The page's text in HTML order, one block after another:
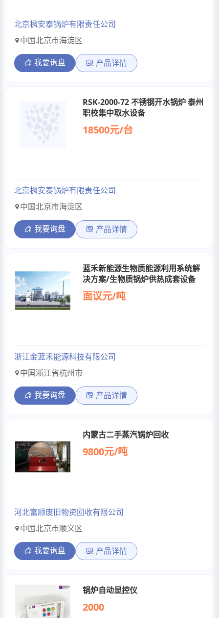
北京枫安泰锅炉有限责任公司
中国北京市海淀区
我要询盘 产品详情
RSK-2000-72 不锈钢开水锅炉 泰州
职校集中取水设备
18500元/台
北京枫安泰锅炉有限责任公司
中国北京市海淀区
我要询盘 产品详情
蓝禾新能源生物质能源利用系统解
决方案/生物质锅炉供热成套设备
面议元/吨
浙江金蓝禾能源科技有限公司
中国浙江省杭州市
我要询盘 产品详情
内蒙古二手蒸汽锅炉回收
9800元/吨
河北富顺废旧物资回收有限公司
中国北京市顺义区
我要询盘 产品详情
锅炉自动显控仪
2000